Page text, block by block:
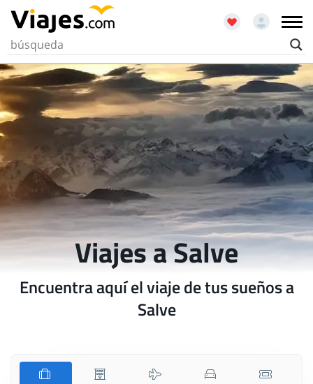
Viajes a Salve
Encuentra aquí el viaje de tus sueños a
Salve